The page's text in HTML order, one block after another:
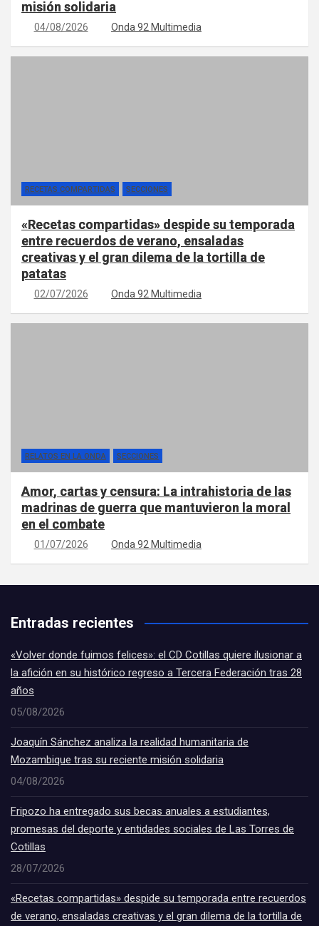
misión solidaria
04/08/2026 Onda 92 Multimedia
RECETAS COMPARTIDAS SECCIONES
«Recetas compartidas» despide su temporada
entre recuerdos de verano, ensaladas
creativas y el gran dilema de la tortilla de
patatas
02/07/2026 Onda 92 Multimedia
RELATOS EN LA ONDA SECCIONES
Amor, cartas y censura: La intrahistoria de las
madrinas de guerra que mantuvieron la moral
en el combate
01/07/2026 Onda 92 Multimedia
Entradas recientes
«Volver donde fuimos felices»: el CD Cotillas quiere ilusionar a
la afición en su histórico regreso a Tercera Federación tras 28
años
05/08/2026
Joaquín Sánchez analiza la realidad humanitaria de
Mozambique tras su reciente misión solidaria
04/08/2026
Fripozo ha entregado sus becas anuales a estudiantes,
promesas del deporte y entidades sociales de Las Torres de
Cotillas
28/07/2026
«Recetas compartidas» despide su temporada entre recuerdos
de verano, ensaladas creativas y el gran dilema de la tortilla de